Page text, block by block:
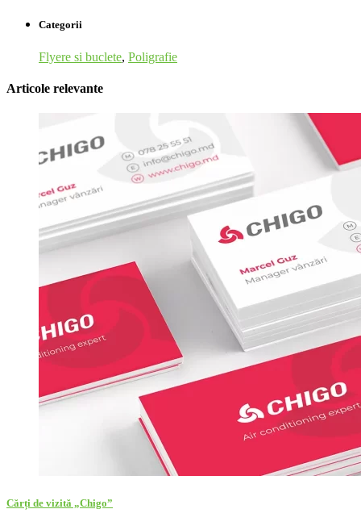
Categorii
Flyere si buclete, Poligrafie
Articole relevante
Cărți de vizită „Chigo”